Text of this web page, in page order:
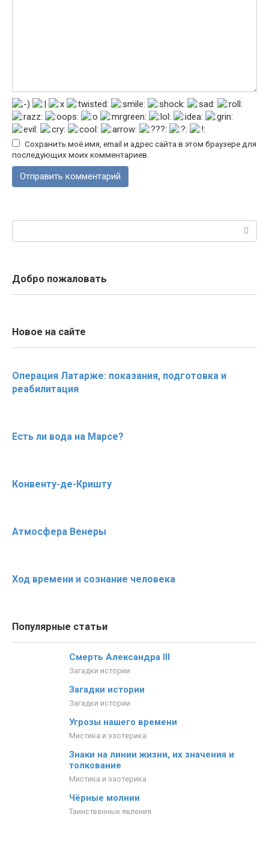
Сохранить моё имя, email и адрес сайта в этом браузере для
последующих моих комментариев.
Поиск:
Добро пожаловать
Новое на сайте
Операция Латарже: показания, подготовка и
реабилитация
Есть ли вода на Марсе?
Конвенту-де-Кришту
Атмосфера Венеры
Ход времени и сознание человека
Популярные статьи
Смерть Александра III
Загадки истории
Загадки истории
Загадки истории
Угрозы нашего времени
Мистика и эзотерика
Знаки на линии жизни, их значения и
толкование
Мистика и эзотерика
Чёрные молнии
Таинственные явления